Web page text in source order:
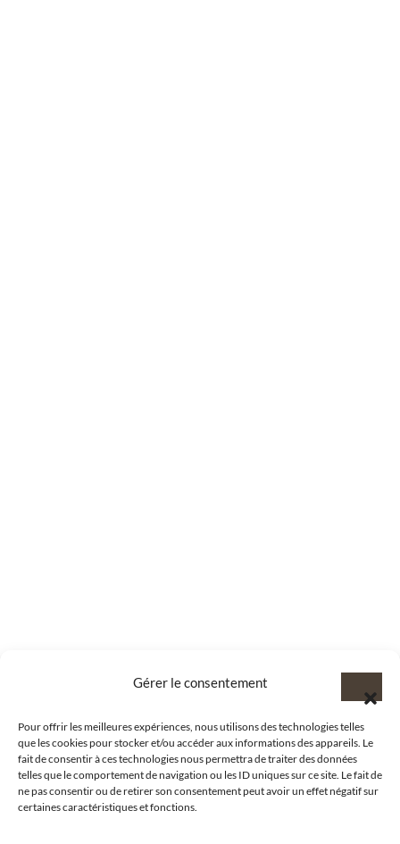
Gérer le consentement
Pour offrir les meilleures expériences, nous utilisons des technologies telles
que les cookies pour stocker et/ou accéder aux informations des appareils. Le
fait de consentir à ces technologies nous permettra de traiter des données
telles que le comportement de navigation ou les ID uniques sur ce site. Le fait de
ne pas consentir ou de retirer son consentement peut avoir un effet négatif sur
certaines caractéristiques et fonctions.